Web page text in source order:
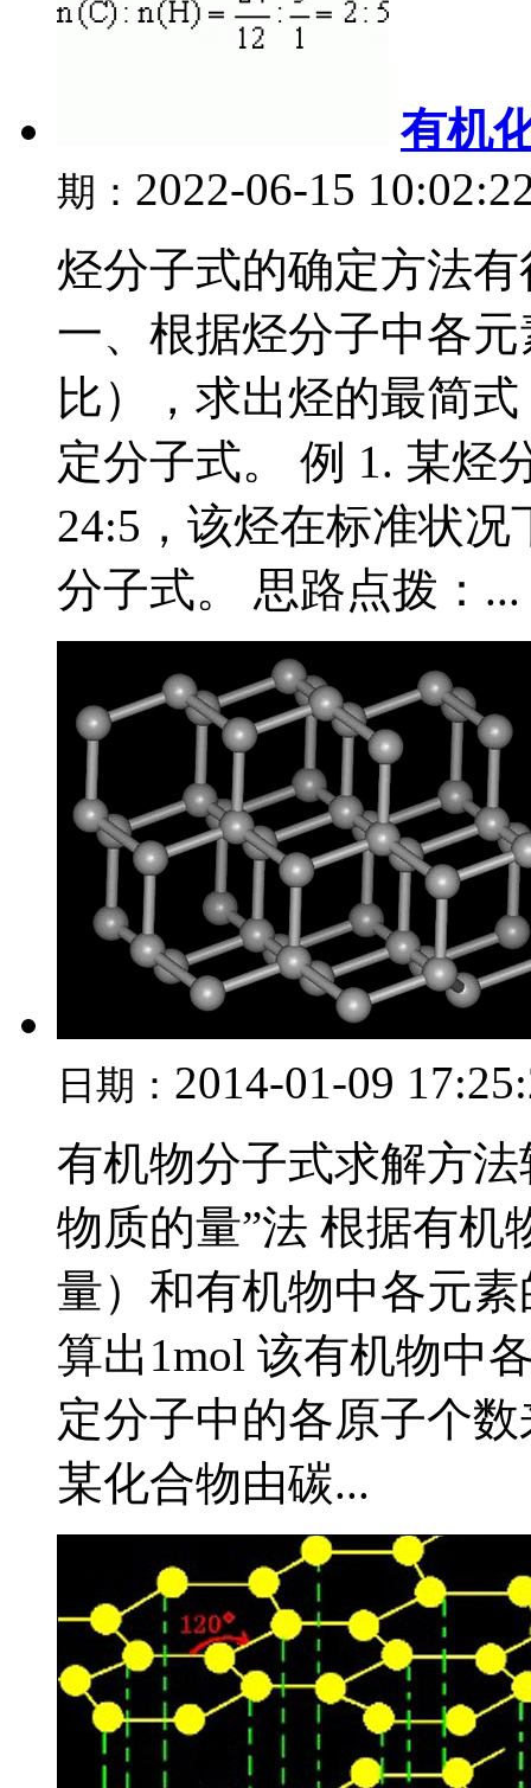
有机
期： 2022-06-15
烃分子式的确定方法
一、根据烃分子中各
比），求出烃的最简
定分子式。 例 1. 某烃
24:5，该烃在标准状
分子式。 思路点拨：...
日期： 2014-01-09
有机物分子式求解方
物质的量”法 根据有机
量）和有机物中各元
算出1mol 该有机物中
定分子中的各原子个
某化合物由碳...